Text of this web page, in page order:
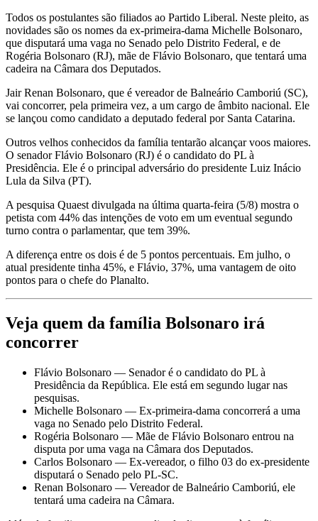
Todos os postulantes são filiados ao Partido Liberal. Neste pleito, as
novidades são os nomes da ex-primeira-dama Michelle Bolsonaro,
que disputará uma vaga no Senado pelo Distrito Federal, e de
Rogéria Bolsonaro (RJ), mãe de Flávio Bolsonaro, que tentará uma
cadeira na Câmara dos Deputados.
Jair Renan Bolsonaro, que é vereador de Balneário Camboriú (SC),
vai concorrer, pela primeira vez, a um cargo de âmbito nacional. Ele
se lançou como candidato a deputado federal por Santa Catarina.
Outros velhos conhecidos da família tentarão alcançar voos maiores.
O senador Flávio Bolsonaro (RJ) é o candidato do PL à
Presidência. Ele é o principal adversário do presidente Luiz Inácio
Lula da Silva (PT).
A pesquisa Quaest divulgada na última quarta-feira (5/8) mostra o
petista com 44% das intenções de voto em um eventual segundo
turno contra o parlamentar, que tem 39%.
A diferença entre os dois é de 5 pontos percentuais. Em julho, o
atual presidente tinha 45%, e Flávio, 37%, uma vantagem de oito
pontos para o chefe do Planalto.
Veja quem da família Bolsonaro irá
concorrer
Flávio Bolsonaro — Senador é o candidato do PL à
Presidência da República. Ele está em segundo lugar nas
pesquisas.
Michelle Bolsonaro — Ex-primeira-dama concorrerá a uma
vaga no Senado pelo Distrito Federal.
Rogéria Bolsonaro — Mãe de Flávio Bolsonaro entrou na
disputa por uma vaga na Câmara dos Deputados.
Carlos Bolsonaro — Ex-vereador, o filho 03 do ex-presidente
disputará o Senado pelo PL-SC.
Renan Bolsonaro — Vereador de Balneário Camboriú, ele
tentará uma cadeira na Câmara.